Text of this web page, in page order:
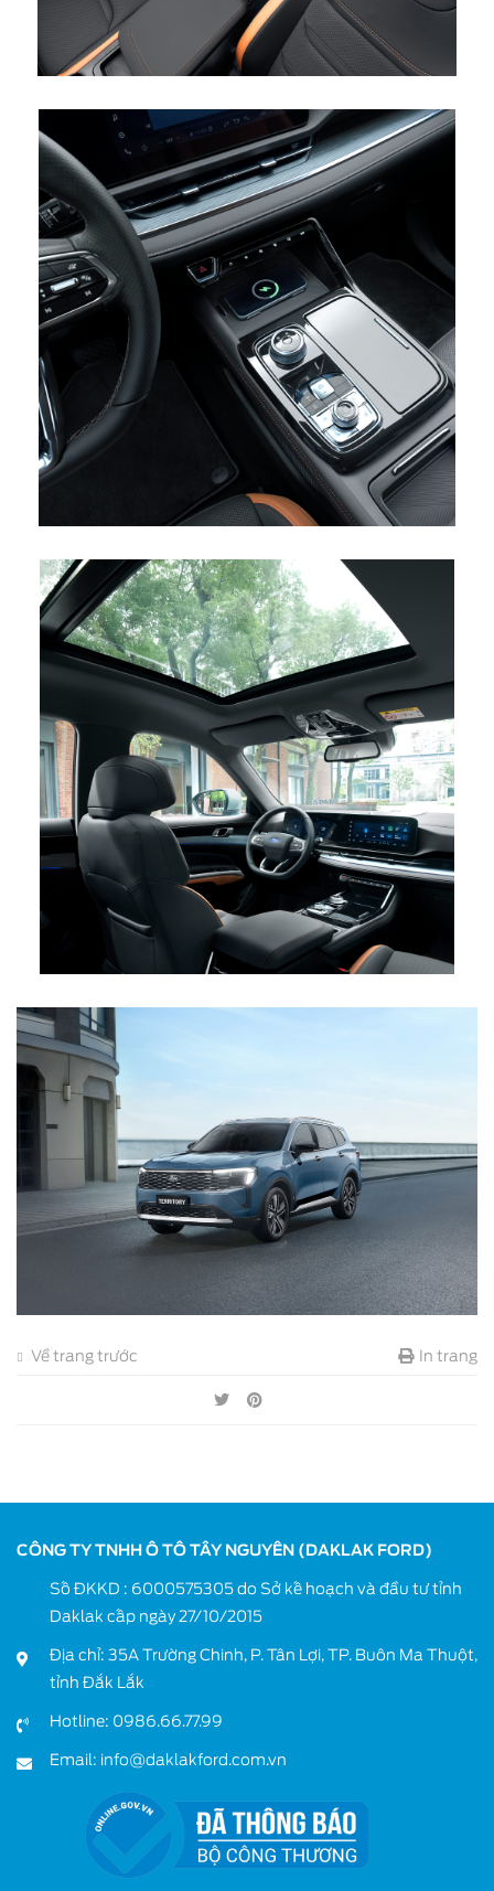
Về trang trước In trang
CÔNG TY TNHH Ô TÔ TÂY NGUYÊN (DAKLAK FORD)
Số ĐKKD : 6000575305 do Sở kế hoạch và đầu tư tỉnh
Daklak cấp ngày 27/10/2015
Địa chỉ: 35A Trường Chinh, P. Tân Lợi, TP. Buôn Ma Thuột,
tỉnh Đắk Lắk
Hotline: 0986.66.77.99
Email: info@daklakford.com.vn